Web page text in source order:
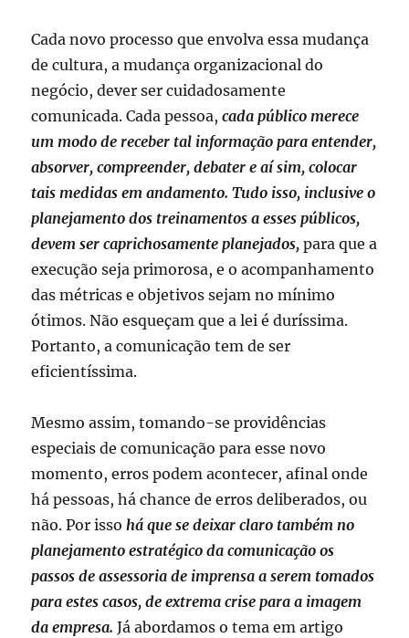
Cada novo processo que envolva essa mudança
de cultura, a mudança organizacional do
negócio, dever ser cuidadosamente
comunicada. Cada pessoa,cada público merece
um modo de receber tal informação para entender,
absorver, compreender, debater e aí sim, colocar
tais medidas em andamento. Tudo isso, inclusive o
planejamento dos treinamentos a esses públicos,
devem ser caprichosamente planejados, para que a
execução seja primorosa, e o acompanhamento
das métricas e objetivos sejam no mínimo
ótimos. Não esqueçam que a lei é duríssima.
Portanto, a comunicação tem de ser
eficientíssima.
Mesmo assim, tomando-se providências
especiais de comunicação para esse novo
momento, erros podem acontecer, afinal onde
há pessoas, há chance de erros deliberados, ou
não. Por issohá que se deixar claro também no
planejamento estratégico da comunicação os
passos de assessoria de imprensa a serem tomados
para estes casos, de extrema crise para a imagem
da empresa. Já abordamos o tema em artigo